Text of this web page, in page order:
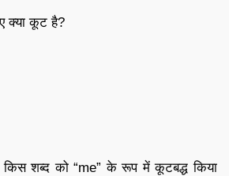
क्या कूट है?
शब्द को “me” के रूप में कूटबद्ध किया